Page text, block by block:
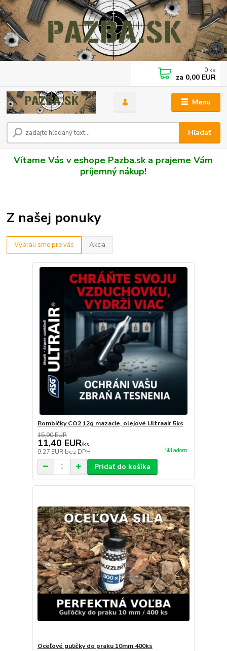
Menu
Hľadať
0 ks
za 0,00 EUR
Vítame Vás v eshope Pazba.sk a prajeme Vám
príjemný nákup!
Z našej ponuky
Vybrali sme pre vás Akcia
Bombičky CO2 12g mazacie, olejové Ultraair 5ks
15,00 EUR
11,40 EUR/ks
9,27 EUR bez DPH Skladom
Pridať do košíka
Oceľové guličky do praku 10mm 400ks